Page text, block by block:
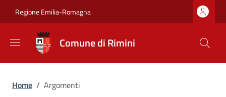
Regione Emilia-Romagna
Comune di Rimini
Briciole di pane
Home / Argomenti